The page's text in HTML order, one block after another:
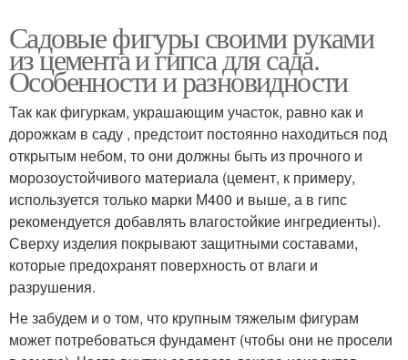
Садовые фигуры своими руками
из цемента и гипса для сада.
Особенности и разновидности
Так как фигуркам, украшающим участок, равно как и
дорожкам в саду , предстоит постоянно находиться под
открытым небом, то они должны быть из прочного и
морозоустойчивого материала (цемент, к примеру,
используется только марки М400 и выше, а в гипс
рекомендуется добавлять влагостойкие ингредиенты).
Сверху изделия покрывают защитными составами,
которые предохранят поверхность от влаги и
разрушения.
Не забудем и о том, что крупным тяжелым фигурам
может потребоваться фундамент (чтобы они не просели